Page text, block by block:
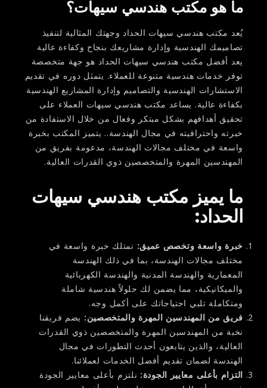
ما هو مكتب هندسي سيهات؟
يُعد مكتب هندسي سيهات الحداد وجهتك المثالية لتنفيذ
تصاميمك الهندسية وإدارة مشاريعك بنجاح وكفاءة عالية
يعد أفضل مكتب هندسي سيهات الحداد هو جهة متخصصة
توفر خدمات هندسية متنوعة للعملاء. يتمثل دوره في تقديم
الاستشارات الهندسية والتصاميم وإدارة المشاريع الهندسية
بكفاءة عالية. يساعد مكتب هندسي سيهات العملاء على
تحقيق أهدافهم بشكل مبتكر وفعال من خلال الاستفادة من
خبرته واحترافيته في مجال الهندسة.. يتميز المكتب بخبرة
واسعة في مختلف مجالات الهندسة، مدعومة بفريق من
المهندسين المهرة والمتخصصين ذوي القدرات العالية.
ما يميز مكتب هندسي سيهات
الحداد:
خبرة واسعة وتخصص عميق: نمتلك خبرة واسعة في
مختلف مجالات الهندسة، بما في ذلك الهندسة
المعمارية والهندسة المدنية والهندسة الكهربائية
والميكانيكية، مما يضمن لك حلولاً هندسية شاملة
ومتكاملة تلبي احتياجاتك على أكمل وجه.
فريق من المهندسين المهرة والمتخصصين: يضم فريقنا
نخبة من المهندسين المهرة والمتخصصين ذوي القدرات
العالية، والذين يتابعون أحدث التطورات في مجال
الهندسة لضمان تقديم أفضل الخدمات لعملائنا.
التزام بأعلى معايير الجودة: نلتزم بأعلى معايير الجودة